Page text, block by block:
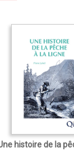
histoire de la